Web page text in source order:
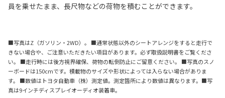
員を乗せたまま、長尺物などの荷物を積むことができます。
■写真はZ（ガソリン・2WD）。 ■通常状態以外のシートアレンジをすると走行で
きない場合や、ご注意いただきたい項目があります。必ず取扱説明書をご覧くださ
い。 ■走行時には後方視界確保、荷物の転倒防止にご留意ください。 ■写真のスノ
ーボードは150cmです。積載物のサイズや形状によっては入らない場合がありま
す。 ■数値はトヨタ自動車（株）測定値。測定箇所により数値は異なります。■写
真は9インチディスプレイオーディオ装着車。